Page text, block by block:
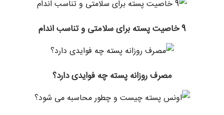
9 خاصیت پسته برای سلامتی و تناسب اندام
مصرف روزانه پسته چه فوایدی دارد؟